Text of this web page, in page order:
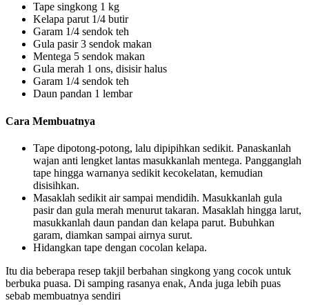
Tape singkong 1 kg
Kelapa parut 1/4 butir
Garam 1/4 sendok teh
Gula pasir 3 sendok makan
Mentega 5 sendok makan
Gula merah 1 ons, disisir halus
Garam 1/4 sendok teh
Daun pandan 1 lembar
Cara Membuatnya
Tape dipotong-potong, lalu dipipihkan sedikit. Panaskanlah
wajan anti lengket lantas masukkanlah mentega. Pangganglah
tape hingga warnanya sedikit kecokelatan, kemudian
disisihkan.
Masaklah sedikit air sampai mendidih. Masukkanlah gula
pasir dan gula merah menurut takaran. Masaklah hingga larut,
masukkanlah daun pandan dan kelapa parut. Bubuhkan
garam, diamkan sampai airnya surut.
Hidangkan tape dengan cocolan kelapa.
Itu dia beberapa resep takjil berbahan singkong yang cocok untuk
berbuka puasa. Di samping rasanya enak, Anda juga lebih puas
sebab membuatnya sendiri